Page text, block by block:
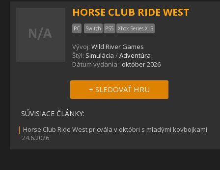
HORSE CLUB RIDE WEST
PC Switch PS5 Xbox Series X|S
Vývoj: Wild River Games
Štýl: Simulácia /Adventúra
Dátum vydania: október 2026
+ SLEDOVAŤ HRU
SÚVISIACE ČLÁNKY:
| Horse Club Ride West pricvála v októbri s mladými kovbojkami
24.6.2026